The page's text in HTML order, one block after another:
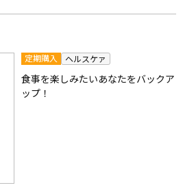
定期購入 ヘルスケァ
食事を楽しみたいあなたをバックア
ップ！